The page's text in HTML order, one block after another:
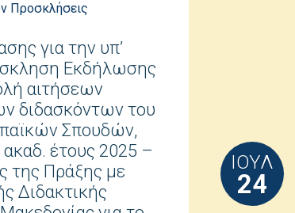
Προσκλήσεις
για την υπ’
Εκδήλωσης
αιτήσεων
διδασκόντων του
Σπουδών,
ακαδ. έτους 2025 –
της Πράξης με
Διδακτικής
ΙΟΎΛ
24